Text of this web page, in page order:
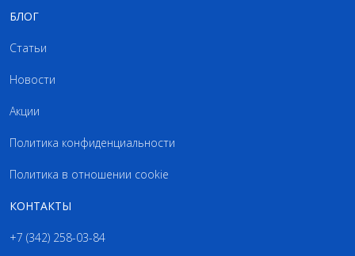
БЛОГ
Статьи
Новости
Акции
Политика конфиденциальности
Политика в отношении cookie
КОНТАКТЫ
+7 (342) 258-03-84